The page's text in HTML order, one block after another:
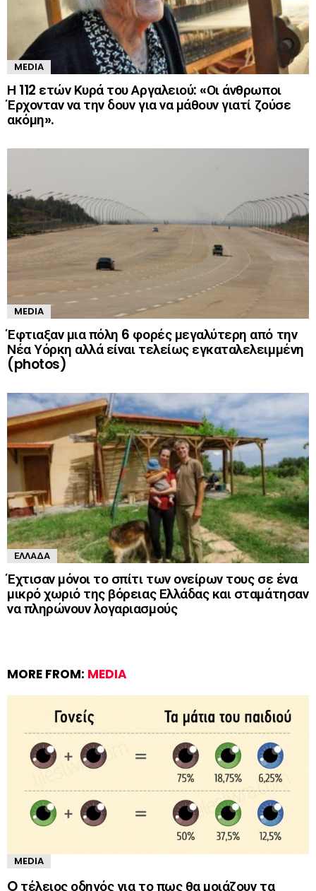
MEDIA
Η 112 ετών Κυρά του Αργαλειού: «Οι άνθρωποι
Έρχονταν να την δουν για να μάθουν γιατί ζούσε
ακόμη».
MEDIA
Έφτιαξαν μια πόλη 6 φορές μεγαλύτερη από την
Νέα Υόρκη αλλά είναι τελείως εγκαταλελειμμένη
(photos)
ΕΛΛΆΔΑ
Έχτισαν μόνοι το σπίτι των ονείρων τους σε ένα
μικρό χωριό της βόρειας Ελλάδας και σταμάτησαν
να πληρώνουν λογαριασμούς
MORE FROM: MEDIA
MEDIA
O τέλειος οδηγός για το πως θα μοιάζουν τα